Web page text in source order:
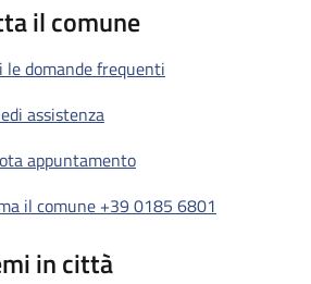
il comune
le domande frequenti
assistenza
appuntamento
il comune +39 0185 6801
in città